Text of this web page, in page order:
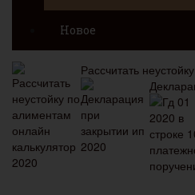
Новое
Рассчитать